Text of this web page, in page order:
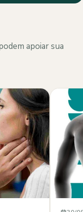
apoiar sua